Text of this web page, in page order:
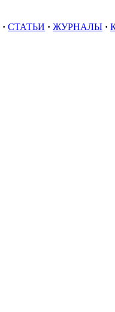
· СТАТЬИ · ЖУРНАЛЫ ·